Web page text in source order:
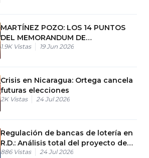
MARTÍNEZ POZO: LOS 14 PUNTOS
DEL MEMORANDUM DE
ENTENDIMIENTO ENTRE ESTADOS
1.9K Vistas 19 Jun 2026
Crisis en Nicaragua: Ortega cancela
futuras elecciones
2K Vistas 24 Jul 2026
Regulación de bancas de lotería en
R.D.: Análisis total del proyecto de
ley
886 Vistas 24 Jul 2026